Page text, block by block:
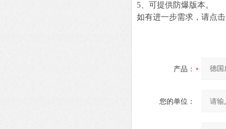
5、可提供防爆版本。
如有进一步需求，请点
产品：
您的单位：